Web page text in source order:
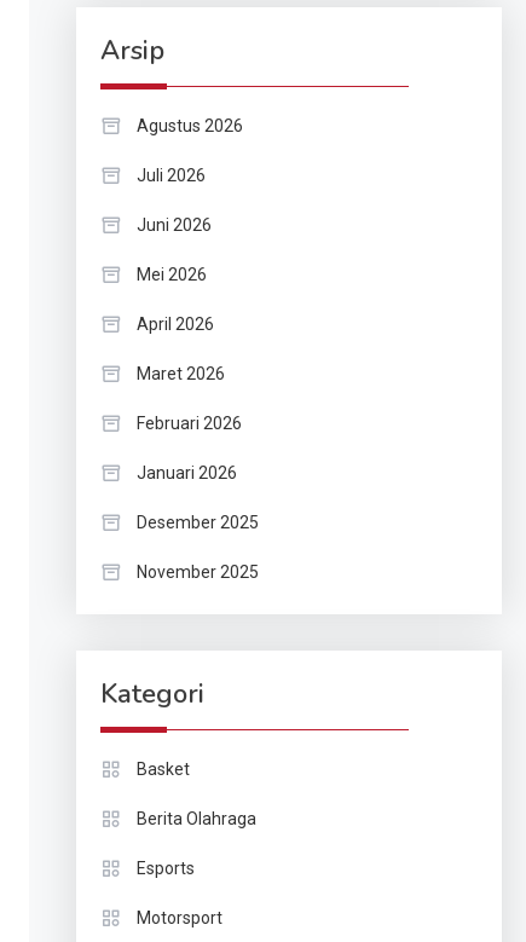
Arsip
Agustus 2026
Juli 2026
Juni 2026
Mei 2026
April 2026
Maret 2026
Februari 2026
Januari 2026
Desember 2025
November 2025
Kategori
Basket
Berita Olahraga
Esports
Motorsport